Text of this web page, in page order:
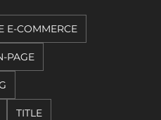
E-COMMERCE
PAGE
TITLE